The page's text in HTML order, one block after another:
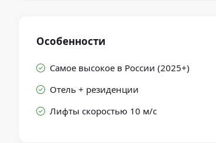
Особенности
Самое высокое в России (2025+)
Отель + резиденции
Лифты скоростью 10 м/с